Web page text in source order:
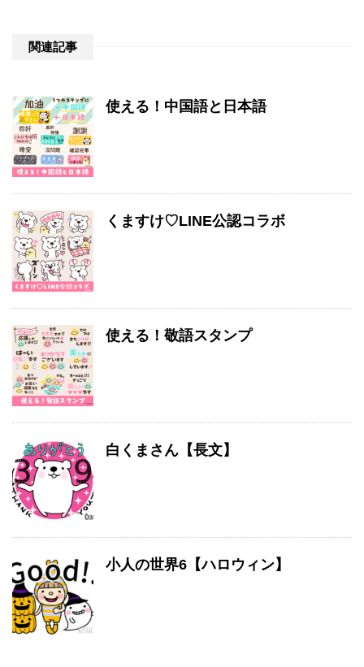
関連記事
使える！中国語と日本語
くますけ♡LINE公認コラボ
使える！敬語スタンプ
白くまさん【長文】
小人の世界6【ハロウィン】